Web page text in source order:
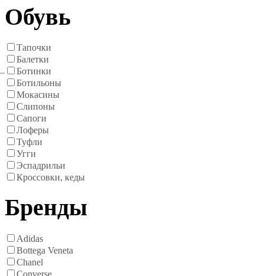
Обувь
Тапочки
Балетки
Ботинки
Ботильоны
Мокасины
Слипоны
Сапоги
Лоферы
Туфли
Угги
Эспадрильи
Кроссовки, кеды
Бренды
Adidas
Bottega Veneta
Chanel
Converse